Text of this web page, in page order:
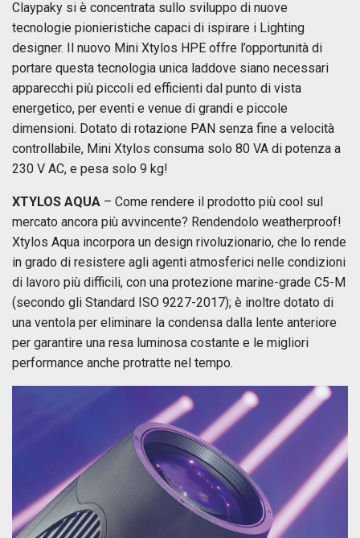
Claypaky si è concentrata sullo sviluppo di nuove
tecnologie pionieristiche capaci di ispirare i Lighting
designer. Il nuovo Mini Xtylos HPE offre l’opportunità di
portare questa tecnologia unica laddove siano necessari
apparecchi più piccoli ed efficienti dal punto di vista
energetico, per eventi e venue di grandi e piccole
dimensioni. Dotato di rotazione PAN senza fine a velocità
controllabile, Mini Xtylos consuma solo 80 VA di potenza a
230 V AC, e pesa solo 9 kg!
XTYLOS AQUA – Come rendere il prodotto più cool sul
mercato ancora più avvincente? Rendendolo weatherproof!
Xtylos Aqua incorpora un design rivoluzionario, che lo rende
in grado di resistere agli agenti atmosferici nelle condizioni
di lavoro più difficili, con una protezione marine-grade C5-M
(secondo gli Standard ISO 9227-2017); è inoltre dotato di
una ventola per eliminare la condensa dalla lente anteriore
per garantire una resa luminosa costante e le migliori
performance anche protratte nel tempo.